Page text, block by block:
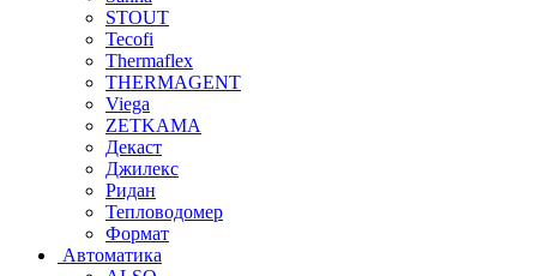
STOUT
Tecofi
Thermaflex
THERMAGENT
Viega
ZETKAMA
Декаст
Джилекс
Ридан
Тепловодомер
Формат
Автоматика